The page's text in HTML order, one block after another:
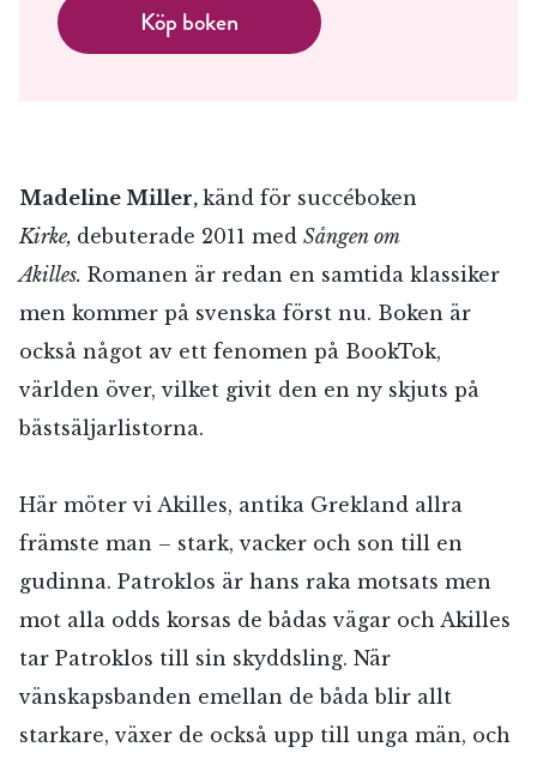
Köp boken
Madeline Miller, känd för succéboken
Kirke, debuterade 2011 med Sången om
Akilles. Romanen är redan en samtida klassiker
men kommer på svenska först nu. Boken är
också något av ett fenomen på BookTok,
världen över, vilket givit den en ny skjuts på
bästsäljarlistorna.
Här möter vi Akilles, antika Grekland allra
främste man – stark, vacker och son till en
gudinna. Patroklos är hans raka motsats men
mot alla odds korsas de bådas vägar och Akilles
tar Patroklos till sin skyddsling. När
vänskapsbanden emellan de båda blir allt
starkare, växer de också upp till unga män, och